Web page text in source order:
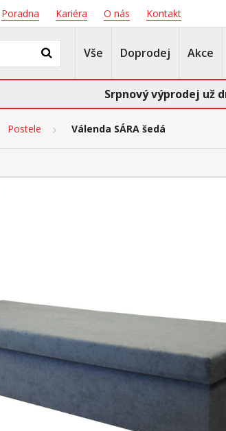
Poradna Kariéra O nás Kontakt
Vše Doprodej Akce
Srpnový výprodej už
Postele Válenda SÁRA šedá